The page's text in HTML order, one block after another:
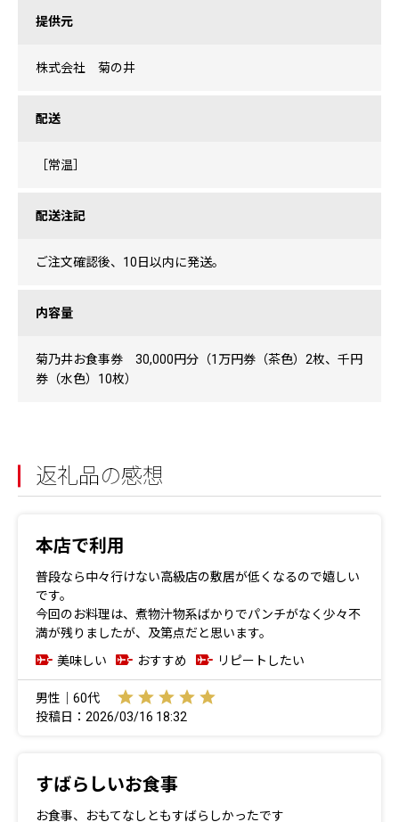
提供元
株式会社 菊の井
配送
［常温］
配送注記
ご注文確認後、10日以内に発送。
内容量
菊乃井お食事券 30,000円分（1万円券（茶色）2枚、千円
券（水色）10枚）
返礼品の感想
本店で利用
普段なら中々行けない高級店の敷居が低くなるので嬉しい
です。
今回のお料理は、煮物汁物系ばかりでパンチがなく少々不
満が残りましたが、及第点だと思います。
美味しい
おすすめ リピートしたい
男性｜60代
投稿日：2026/03/16 18:32
すばらしいお食事
お食事、おもてなしともすばらしかったです